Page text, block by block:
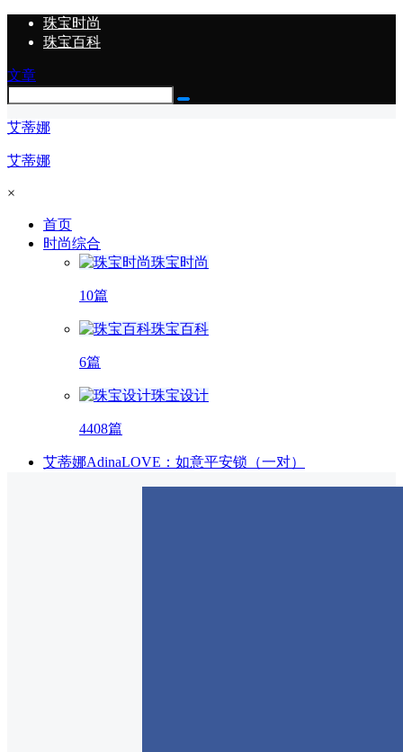
珠宝时尚
珠宝百科
文章
艾蒂娜
艾蒂娜
×
首页
时尚综合
珠宝时尚
10篇
珠宝百科
6篇
珠宝设计
4408篇
艾蒂娜AdinaLOVE：如意平安锁（一对）